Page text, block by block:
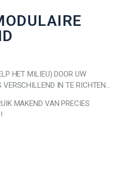
HET MILIEU) DOOR UW
VERSCHILLEND IN TE RICHTEN…
MAKEND VAN PRECIES